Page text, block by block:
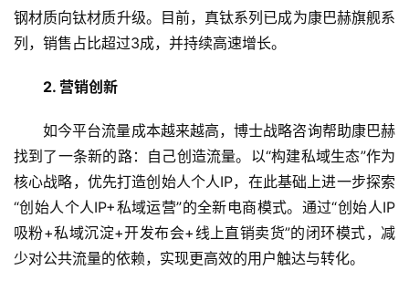
首
页
资
讯
财
经
商
三大创新，筑牢品牌增长护城河
精准的品牌定位是破局基础，全方位的创新布局，才是
康巴赫长久领跑的核心密钥。博士战略咨询帮助康巴赫从品
类、营销、渠道三大维度同步发力，多维赋能品牌长效增